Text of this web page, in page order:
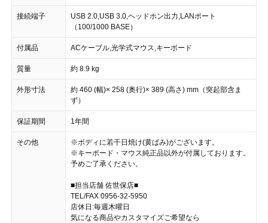
接続端子
USB 2.0,USB 3.0,ヘッドホン出力,LANポート
（100/1000 BASE）
付属品 ACケーブル,光学式マウス,キーボード
質量 約 8.9 kg
外形寸法
約 460 (幅)× 258 (奥行)× 389 (高さ) mm（突起部含ま
ず）
保証期間 1年間
その他
※ボディに若干日焼け(黄ばみ)がございます。
※キーボード・マウス純正品以外が付属しております。
予めご了承ください。
■担当店舗 佐世保店■
TEL/FAX 0956-32-5950
店休日:毎週木曜日
気になる商品やカスタマイズご希望なら